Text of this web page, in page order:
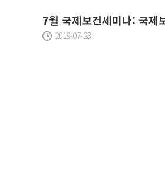
7월 국제보건세미나: 국제
2019-07-28